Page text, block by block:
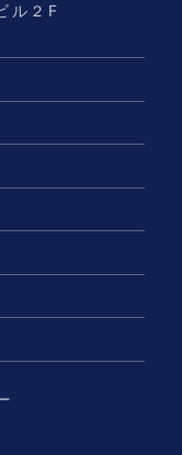
ル２F